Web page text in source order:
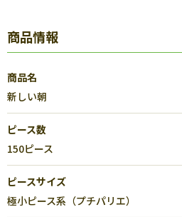
商品情報
商品名
新しい朝
ピース数
150ピース
ピースサイズ
極小ピース系（プチパリエ）